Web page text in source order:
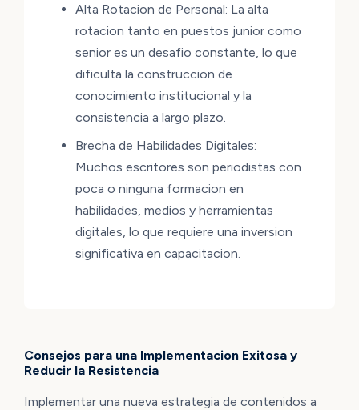
Alta Rotacion de Personal: La alta
rotacion tanto en puestos junior como
senior es un desafio constante, lo que
dificulta la construccion de
conocimiento institucional y la
consistencia a largo plazo.
Brecha de Habilidades Digitales:
Muchos escritores son periodistas con
poca o ninguna formacion en
habilidades, medios y herramientas
digitales, lo que requiere una inversion
significativa en capacitacion.
Consejos para una Implementacion Exitosa y
Reducir la Resistencia
Implementar una nueva estrategia de contenidos a